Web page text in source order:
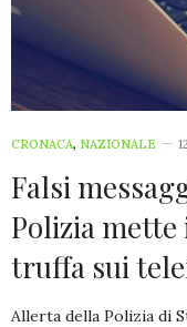
CRONACA, NAZIONALE
Falsi
Polizia
truffa sui
Allerta della Polizia di